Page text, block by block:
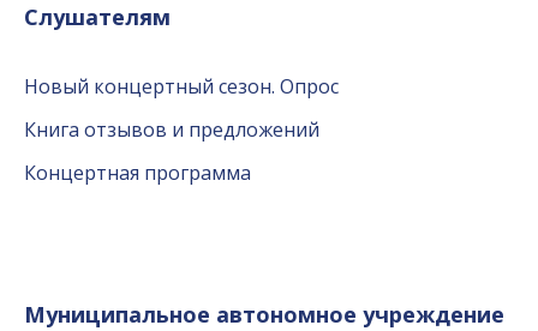
Слушателям
Новый концертный сезон. Опрос
Книга отзывов и предложений
Концертная программа
Муниципальное автономное учреждение